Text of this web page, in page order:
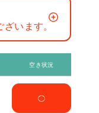
ざいます。
空き状況
◯